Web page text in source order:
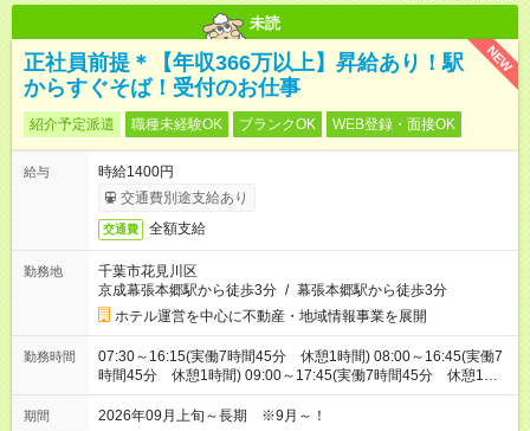
未読
NEW
正社員前提＊【年収366万以上】昇給あり！駅
からすぐそば！受付のお仕事
紹介予定派遣 職種未経験OK ブランクOK WEB登録・面接OK
給与
時給1400円
交通費別途支給あり
交通費 全額支給
勤務地
千葉市花見川区
京成幕張本郷駅から徒歩3分 / 幕張本郷駅から徒歩3分
ホテル運営を中心に不動産・地域情報事業を展開
勤務時間
07:30～16:15(実働7時間45分 休憩1時間) 08:00～16:45(実働7
時間45分 休憩1時間) 09:00～17:45(実働7時間45分 休憩1時
間)
期間 2026年09月上旬～長期 ※9月～！